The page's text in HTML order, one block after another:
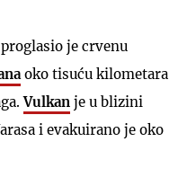
je crvenu
oko tisuću kilometara
Vulkan je u blizini
i evakuirano je oko